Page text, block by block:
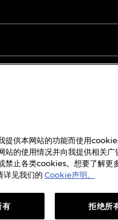
号-7
WEIBO
提供本网站的功能而使用
站的使用情况并向我提供相关广
禁止各类cookies。想要了解更
见我们的 Cookie声明。
有 拒绝所